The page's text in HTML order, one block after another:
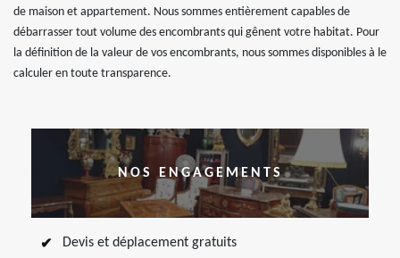
de maison et appartement. Nous sommes entièrement capables de
débarrasser tout volume des encombrants qui gênent votre habitat. Pour
la définition de la valeur de vos encombrants, nous sommes disponibles à le
calculer en toute transparence.
NOS ENGAGEMENTS
Devis et déplacement gratuits